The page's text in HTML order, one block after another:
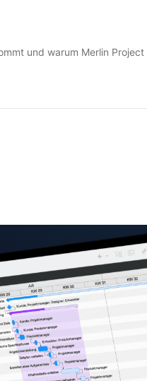
und warum Merlin Project